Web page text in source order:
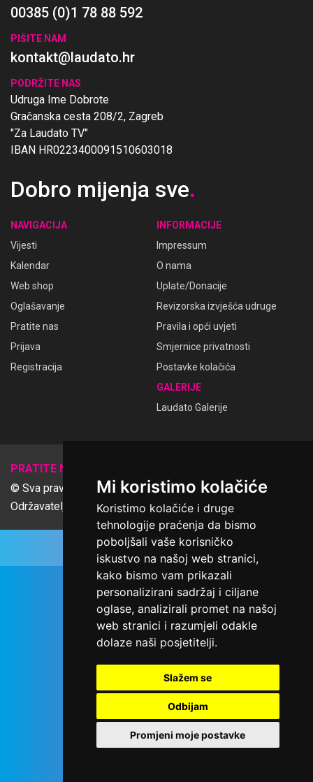
Mi koristimo kolačiće
Koristimo kolačiće i druge
tehnologije praćenja da bismo
poboljšali vaše korisničko
iskustvo na našoj web stranici,
kako bismo vam prikazali
personalizirani sadržaj i ciljane
oglase, analizirali promet na našoj
web stranici i razumjeli odakle
dolaze naši posjetitelji.
Slažem se
Odbijam
Promjeni moje postavke
00385 (0)1 78 88 592
PIŠITE NAM
kontakt@laudato.hr
PODRŽITE NAS
Udruga Ime Dobrote
Gračanska cesta 208/2, Zagreb
"Za Laudato TV"
IBAN HR0223400091510603018
Dobro mijenja sve.
NAVIGACIJA
Vijesti
Kalendar
Web shop
Oglašavanje
Pratite nas
Prijava
Registracija
INFORMACIJE
Impressum
O nama
Uplate/Donacije
Revizorska izvješća udruge
Pravila i opći uvjeti
Smjernice privatnosti
Postavke kolačića
GALERIJE
Laudato Galerije
PRATITE NAS
© Sva prava pridržana Udruga Ime dobrote
Održavatelj Netcom d.o.o., Riva 6, Rijeka